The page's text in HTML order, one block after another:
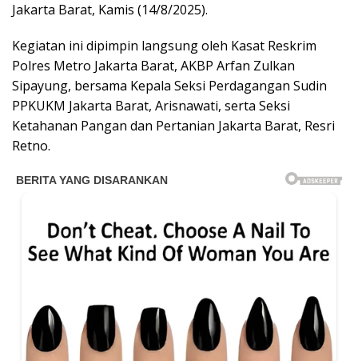
Jakarta Barat, Kamis (14/8/2025).
Kegiatan ini dipimpin langsung oleh Kasat Reskrim
Polres Metro Jakarta Barat, AKBP Arfan Zulkan
Sipayung, bersama Kepala Seksi Perdagangan Sudin
PPKUKM Jakarta Barat, Arisnawati, serta Seksi
Ketahanan Pangan dan Pertanian Jakarta Barat, Resri
Retno.